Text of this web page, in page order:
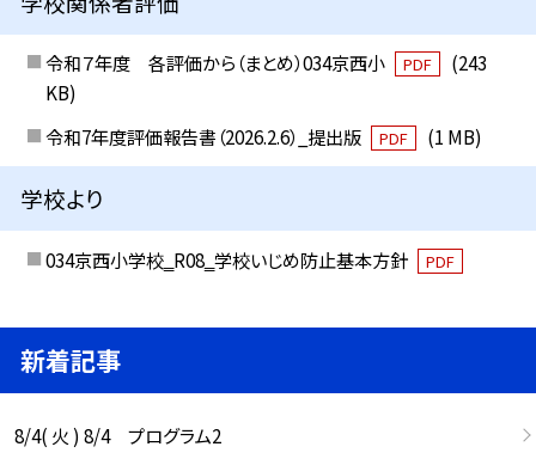
令和７年度 各評価から（まとめ）034京西小 PDF
(243
KB)
令和7年度評価報告書（2026.2.6）_提出版
PDF (1 MB)
学校より
034京西小学校‗R08‗学校いじめ防止基本方針 PDF
新着記事
8/4( 火 ) 8/4 プログラム2